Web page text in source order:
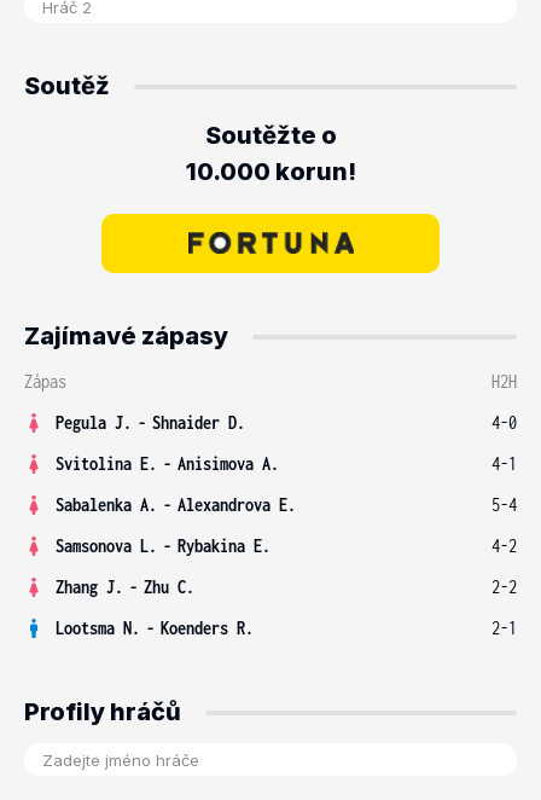
Soutěž
Soutěžte o
10.000 korun!
Zajímavé zápasy
Zápas
H2H
Pegula J. - Shnaider D.
4-0
Svitolina E. - Anisimova A.
4-1
Sabalenka A. - Alexandrova E.
5-4
Samsonova L. - Rybakina E.
4-2
Zhang J. - Zhu C.
2-2
Lootsma N. - Koenders R. 2-1
Profily hráčů